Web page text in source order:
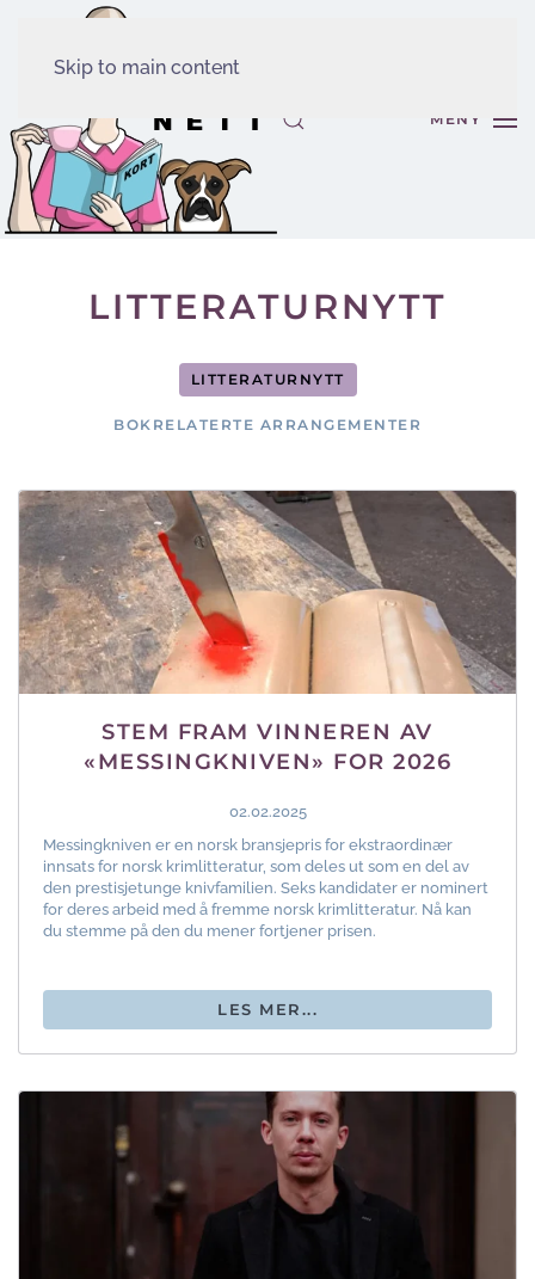
Skip to main content
MENY
LITTERATURNYTT
LITTERATURNYTT
BOKRELATERTE ARRANGEMENTER
STEM FRAM VINNEREN AV
«MESSINGKNIVEN» FOR 2026
02.02.2025
Messingkniven er en norsk bransjepris for ekstraordinær
innsats for norsk krimlitteratur, som deles ut som en del av
den prestisjetunge knivfamilien. Seks kandidater er nominert
for deres arbeid med å fremme norsk krimlitteratur. Nå kan
du stemme på den du mener fortjener prisen.
LES MER...